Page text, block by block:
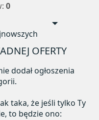
0
OFERTY
dodał ogłoszenia
taka, że jeśli tylko Ty
to będzie ono: